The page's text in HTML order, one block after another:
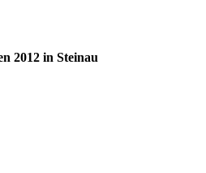
2012 in Steinau